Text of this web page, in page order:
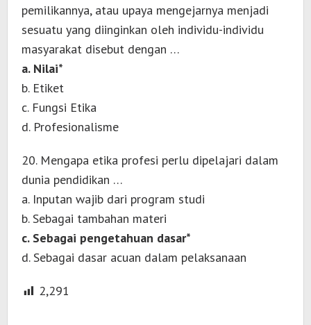
pemilikannya, atau upaya mengejarnya menjadi
sesuatu yang diinginkan oleh individu-individu
masyarakat disebut dengan …
a. Nilai*
b. Etiket
c. Fungsi Etika
d. Profesionalisme
20. Mengapa etika profesi perlu dipelajari dalam
dunia pendidikan …
a. Inputan wajib dari program studi
b. Sebagai tambahan materi
c. Sebagai pengetahuan dasar*
d. Sebagai dasar acuan dalam pelaksanaan
2,291